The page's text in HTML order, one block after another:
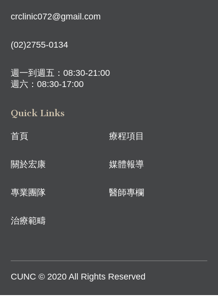
crclinic072@gmail.com
(02)2755-0134
週一到週五：08:30-21:00
週六：08:30-17:00
Quick Links
首頁
關於宏康
專業團隊
治療範疇
療程項目
媒體報導
醫師專欄
CUNC © 2020 All Rights Reserved